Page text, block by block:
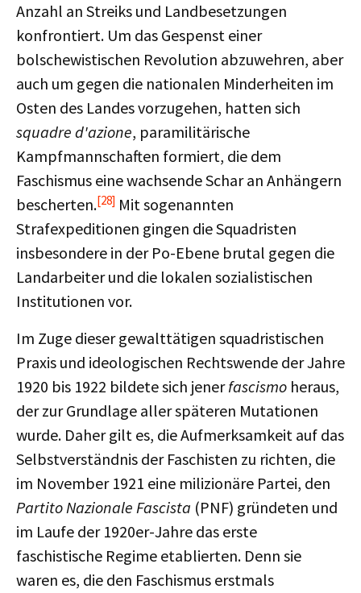
Anzahl an Streiks und Landbesetzungen
konfrontiert. Um das Gespenst einer
bolschewistischen Revolution abzuwehren, aber
auch um gegen die nationalen Minderheiten im
Osten des Landes vorzugehen, hatten sich
squadre d'azione, paramilitärische
Kampfmannschaften formiert, die dem
Faschismus eine wachsende Schar an Anhängern
bescherten.[28] Mit sogenannten
Strafexpeditionen gingen die Squadristen
insbesondere in der Po-Ebene brutal gegen die
Landarbeiter und die lokalen sozialistischen
Institutionen vor.
Im Zuge dieser gewalttätigen squadristischen
Praxis und ideologischen Rechtswende der Jahre
1920 bis 1922 bildete sich jenerfascismo heraus,
der zur Grundlage aller späteren Mutationen
wurde. Daher gilt es, die Aufmerksamkeit auf das
Selbstverständnis der Faschisten zu richten, die
im November 1921 eine milizionäre Partei, den
Partito Nazionale Fascista (PNF) gründeten und
im Laufe der 1920er-Jahre das erste
faschistische Regime etablierten. Denn sie
waren es, die den Faschismus erstmals